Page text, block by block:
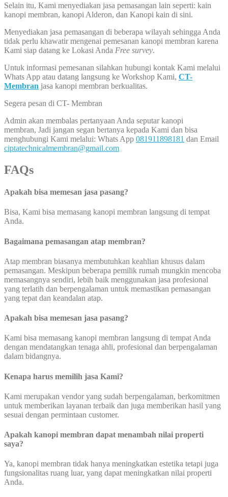
Selain itu, Kami menyediakan jasa pemasangan lain seperti: kain
kanopi membran, kanopi Alderon, dan Kanopi kain di sini.
Menyediakan jasa pemasangan di beberapa wilayah sehingga Anda
tidak perlu khawatir mengenai pemesanan kanopi membran karena
Kami siap datang ke Lokasi Anda Free survey.
Untuk informasi pemesanan silahkan hubungi kontak Kami melalui
Whats App atau datang langsung ke Workshop Kami, CT-
Membran jasa kanopi membran berkualitas.
Segera pesan di CT- Membran
Admin akan membalas pertanyaan Anda seputar kanopi
membran, Jadi jangan segan bertanya kepada Kami dan bisa
menghubungi Kami melalui: Whats App 081911898181 dan Email
ciptatechnicalmembran@gmail.com
FAQs
Apakah bisa memesan jasa pasang?
Bisa, Kami bisa memasang kanopi membran langsung di tempat
Anda.
Bagaimana pemasangan atap membran?
Atap membran biasanya membutuhkan keahlian khusus dalam
pemasangan. Meskipun beberapa pemilik rumah mungkin mencoba
memasangnya sendiri, lebih baik menggunakan jasa profesional
yang terlatih dan berpengalaman untuk memastikan pemasangan
yang tepat dan keandalan atap.
Apakah bisa memesan jasa pasang?
Kami bisa memasang kanopi membran langsung di tempat Anda
dengan mendatangkan tenaga ahli, profesional dan berpengalaman
dalam bidangnya.
Kenapa harus memilih jasa Kami?
Kami merupakan vendor yang sudah berpengalaman, berkomitmen
untuk memberikan layanan terbaik dan juga memberikan hasil yang
sesuai dengan permintaan customer.
Apakah kanopi membran dapat menambah nilai properti
saya?
Ya, kanopi membran tidak hanya meningkatkan estetika tetapi juga
fungsionalitas ruang luar, yang dapat meningkatkan nilai properti
Anda.